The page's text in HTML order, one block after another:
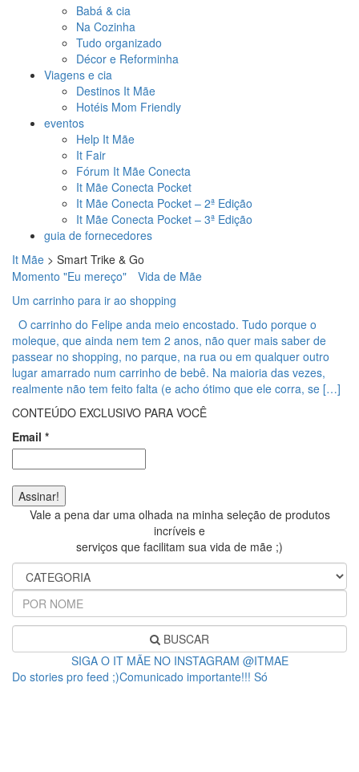
Babá & cia
Na Cozinha
Tudo organizado
Décor e Reforminha
Viagens e cia
Destinos It Mãe
Hotéis Mom Friendly
eventos
Help It Mãe
It Fair
Fórum It Mãe Conecta
It Mãe Conecta Pocket
It Mãe Conecta Pocket – 2ª Edição
It Mãe Conecta Pocket – 3ª Edição
guia de fornecedores
It Mãe > Smart Trike & Go
Momento "Eu mereço"
Vida de Mãe
Um carrinho para ir ao shopping
O carrinho do Felipe anda meio encostado. Tudo porque o
moleque, que ainda nem tem 2 anos, não quer mais saber de
passear no shopping, no parque, na rua ou em qualquer outro
lugar amarrado num carrinho de bebê. Na maioria das vezes,
realmente não tem feito falta (e acho ótimo que ele corra, se […]
CONTEÚDO EXCLUSIVO PARA VOCÊ
Email *
Vale a pena dar uma olhada na minha seleção de produtos
incríveis e
serviços que facilitam sua vida de mãe ;)
BUSCAR
SIGA O IT MÃE NO INSTAGRAM @ITMAE
Do stories pro feed ;)Comunicado importante!!! Só